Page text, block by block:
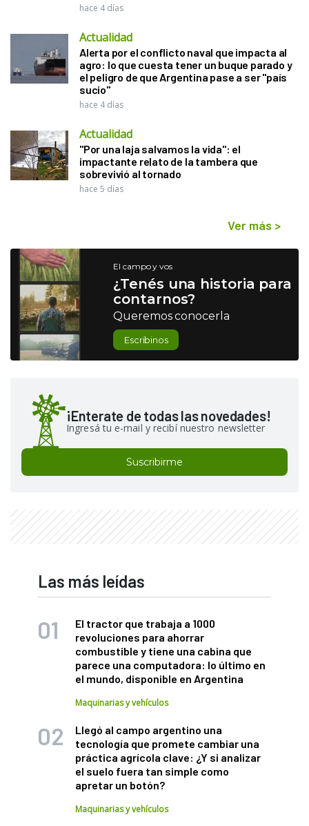
hace 4 días
Actualidad
Alerta por el conflicto naval que impacta al
agro: lo que cuesta tener un buque parado y
el peligro de que Argentina pase a ser "país
sucio"
hace 4 días
Actualidad
"Por una laja salvamos la vida": el
impactante relato de la tambera que
sobrevivió al tornado
hace 5 días
Ver más >
El campo y vos
¿Tenés una historia para
contarnos?
Queremos conocerla
Escribinos
¡Enterate de todas las novedades!
Ingresá tu e-mail y recibí nuestro newsletter
Suscribirme
Las más leídas
El tractor que trabaja a 1000
revoluciones para ahorrar
combustible y tiene una cabina que
parece una computadora: lo último en
el mundo, disponible en Argentina
Maquinarias y vehículos
Llegó al campo argentino una
tecnología que promete cambiar una
práctica agrícola clave: ¿Y si analizar
el suelo fuera tan simple como
apretar un botón?
Maquinarias y vehículos